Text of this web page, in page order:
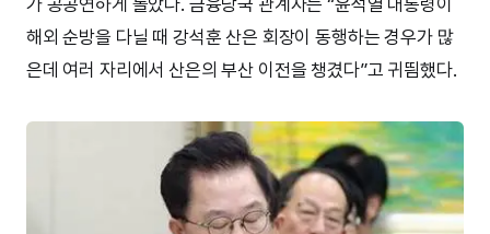
가 공공연하게 돌았다. 금융당국 관계자는 “윤석열 대통령이
해외 순방을 다닐 때 강석훈 산은 회장이 동행하는 경우가 많
은데 여러 자리에서 산은의 부산 이전을 챙겼다”고 귀띔했다.